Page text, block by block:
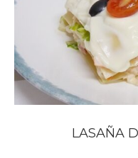
LASAÑA